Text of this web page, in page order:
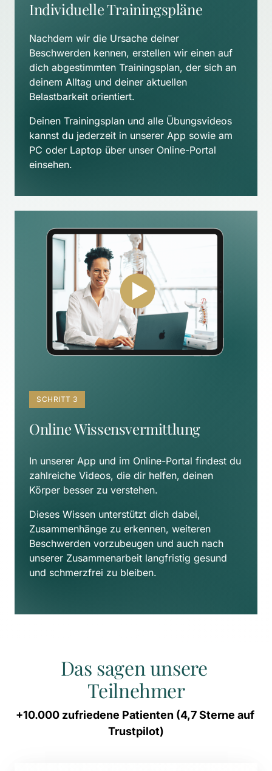
Individuelle Trainingspläne
Nachdem wir die Ursache deiner
Beschwerden kennen, erstellen wir einen auf
dich abgestimmten Trainingsplan, der sich an
deinem Alltag und deiner aktuellen
Belastbarkeit orientiert.
Deinen Trainingsplan und alle Übungsvideos
kannst du jederzeit in unserer App sowie am
PC oder Laptop über unser Online-Portal
einsehen.
SCHRITT 3
Online Wissensvermittlung
In unserer App und im Online-Portal findest du
zahlreiche Videos, die dir helfen, deinen
Körper besser zu verstehen.
Dieses Wissen unterstützt dich dabei,
Zusammenhänge zu erkennen, weiteren
Beschwerden vorzubeugen und auch nach
unserer Zusammenarbeit langfristig gesund
und schmerzfrei zu bleiben.
Das sagen unsere
Teilnehmer
+10.000 zufriedene Patienten (4,7 Sterne
auf
Trustpilot)